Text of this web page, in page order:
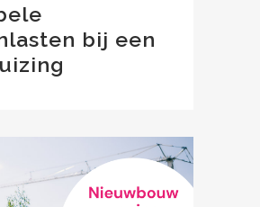
bij een